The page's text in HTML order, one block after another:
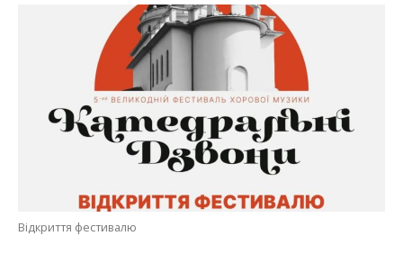
Відкриття фестивалю